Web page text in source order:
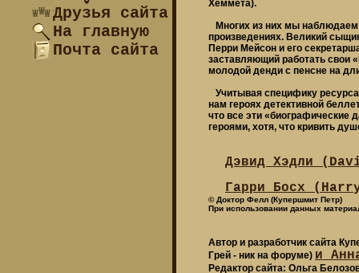
Друзья сайта
На главную
Почта сайта
Хеммета).
Многих из них мы наблюдаем
произведениях. Великий
Перри Мейсон и его
заставляющий работать свои
молодой денди с пенсне на
Учитывая специфику
нам героях детективной
что все эти
героями, хотя, что кривить
Дэвид Хэдли
Гарри Босх
© Доктор Фелл (Купершмит Петр)
При использовании данных
Автор и разработчик сайта
Грей - ник на форуме) и
Редактор сайта: Ольга